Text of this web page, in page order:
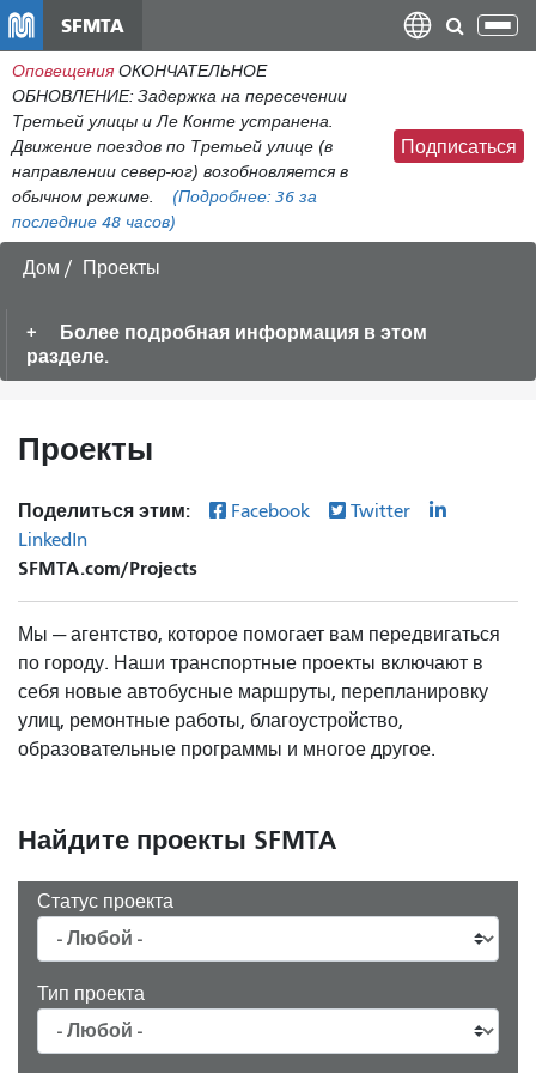
содержанию
SFMTA
Оповещения ОКОНЧАТЕЛЬНОЕ
ОБНОВЛЕНИЕ: Задержка на пересечении
Третьей улицы и Ле Конте устранена.
Движение поездов по Третьей улице (в
направлении север-юг) возобновляется в
обычном режиме.
(Подробнее: 36 за
последние 48 часов)
Подписаться
Дом Проекты
Более подробная информация в этом
разделе.
Проекты
Поделиться этим: Facebook
Twitter
LinkedIn
SFMTA.com/Projects
Мы — агентство, которое помогает вам передвигаться
по городу. Наши транспортные проекты включают в
себя новые автобусные маршруты, перепланировку
улиц, ремонтные работы, благоустройство,
образовательные программы и многое другое.
Найдите проекты SFMTA
Статус проекта
Тип проекта